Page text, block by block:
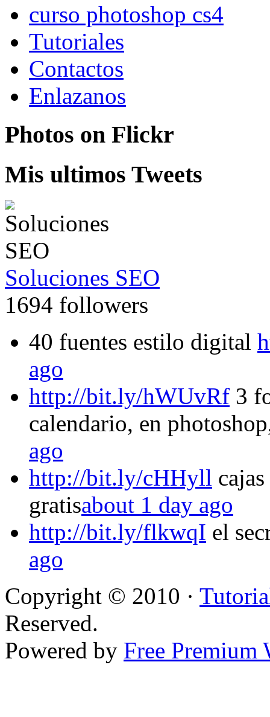
curso photoshop cs4
Tutoriales
Contactos
Enlazanos
Photos on Flickr
Mis ultimos Tweets
Soluciones SEO
1694 followers
40 fuentes estilo digital
ago
http://bit.ly/hWUvRf 3
calendario, en
ago
http://bit.ly/cHHyll
gratisabout 1 day ago
http://bit.ly/flkwqI el
ago
Copyright © 2010 ·
Reserved.
Powered by Free Premium